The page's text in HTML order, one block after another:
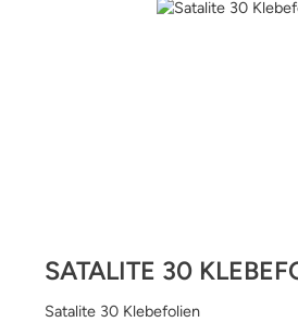
Bildergalerie überspringen
SATALITE 30
Satalite 30 Klebefolien